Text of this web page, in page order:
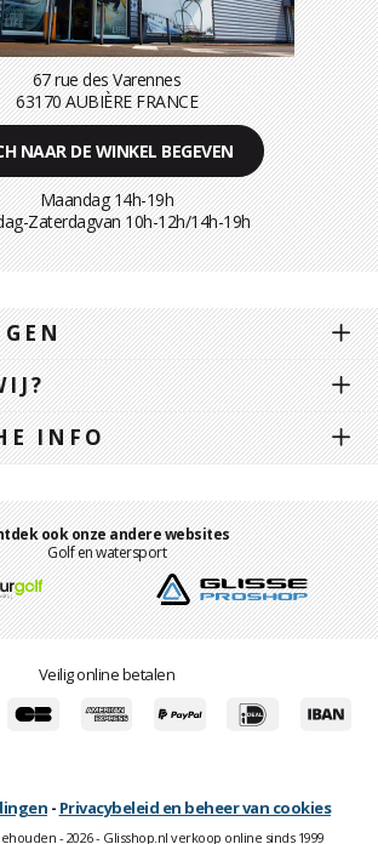
67 rue des Varennes
63170 AUBIÈRE FRANCE
NAAR DE WINKEL BEGEVEN
Maandag 14h-19h
Zaterdagvan 10h-12h/14h-19h
INFO
ook onze andere websites
Golf en watersport
Veilig online betalen
- Privacybeleid en beheer van cookies
- 2026 - Glisshop.nl verkoop online sinds 1999